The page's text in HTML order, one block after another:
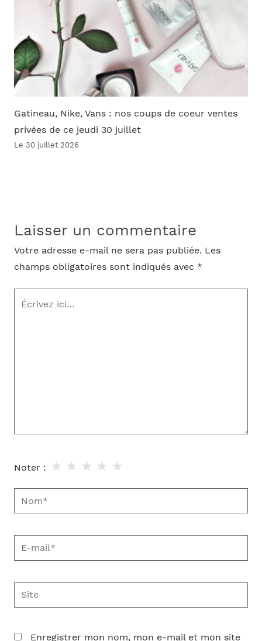
Gatineau, Nike, Vans : nos coups de coeur ventes
privées de ce jeudi 30 juillet
Le 30 juillet 2026
Laisser un commentaire
Votre adresse e-mail ne sera pas publiée. Les
champs obligatoires sont indiqués avec *
Écrivez
Noter : ★
★
★
★
★
Nom*
E-
mail*
Site
Enregistrer mon nom, mon e-mail et mon site